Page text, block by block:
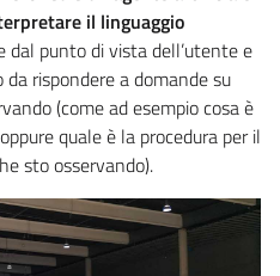
il linguaggio
dal punto di vista dell’utente e
rispondere a domande su
(come ad esempio cosa è
quale è la procedura per il
sto osservando).